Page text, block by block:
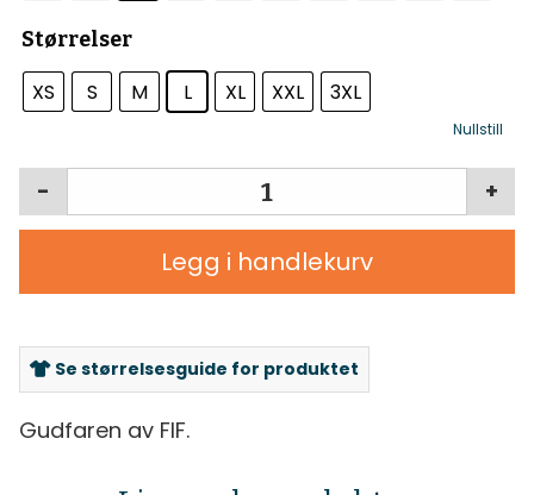
Størrelser
XS S M L XL XXL 3XL
Nullstill
+
-
Legg i handlekurv
Se størrelsesguide for produktet
Gudfaren av FIF.